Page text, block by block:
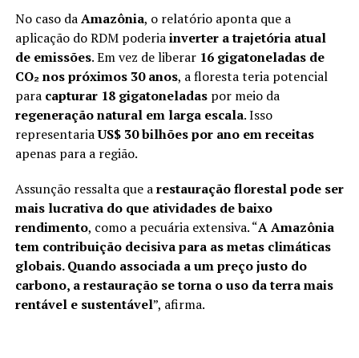
No caso daAmazônia, o relatório aponta que a
aplicação do RDM poderiainverter a trajetória atual
de emissões. Em vez de liberar 16 gigatoneladas de
CO₂ nos próximos 30 anos, a floresta teria potencial
para capturar 18 gigatoneladaspor meio da
regeneração natural em larga escala. Isso
representariaUS$ 30 bilhões por ano em receitas
apenas para a região.
Assunção ressalta que arestauração florestal pode ser
mais lucrativa do que atividades de baixo
rendimento, como a pecuária extensiva. “A Amazônia
tem contribuição decisiva para as metas climáticas
globais. Quando associada a um preço justo do
carbono, a restauração se torna o uso da terra mais
rentável e sustentável”, afirma.